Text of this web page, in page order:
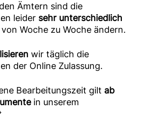
Ämtern sind die
leider sehr unterschiedlich
Woche zu Woche ändern.
wir täglich die
der Online Zulassung.
Bearbeitungszeit gilt ab
in unserem